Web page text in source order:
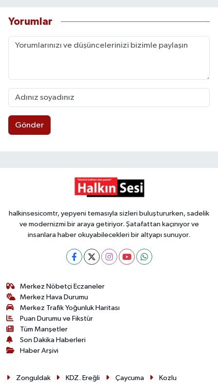
Yorumlar
Gönder
halkinsesicomtr, yepyeni temasıyla sizleri buluştururken, sadelik
ve modernizmi bir araya getiriyor. Şatafattan kaçınıyor ve
insanlara haber okuyabilecekleri bir altyapı sunuyor.
Merkez Nöbetçi Eczaneler
Merkez Hava Durumu
Merkez Trafik Yoğunluk Haritası
Puan Durumu ve Fikstür
Tüm Manşetler
Son Dakika Haberleri
Haber Arşivi
Zonguldak KDZ. Ereğli Çaycuma Kozlu